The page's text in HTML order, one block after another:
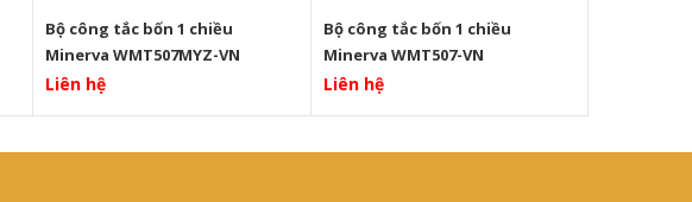
Bộ công tắc bốn 1 chiều
Minerva WMT507MYZ-VN
Liên hệ
Bộ công tắc bốn 1 chiều
Minerva WMT507-VN
Liên hệ